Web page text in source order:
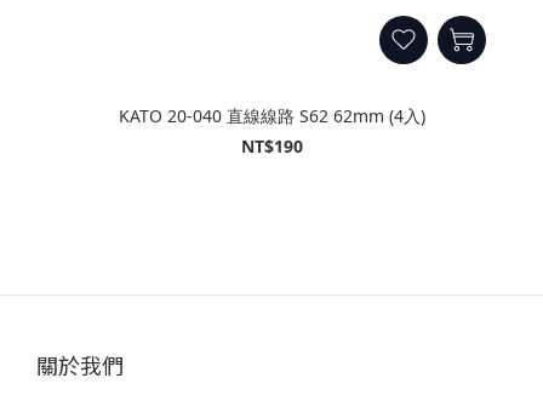
KATO 20-040 直線線路 S62 62mm (4入)
NT$190
關於我們